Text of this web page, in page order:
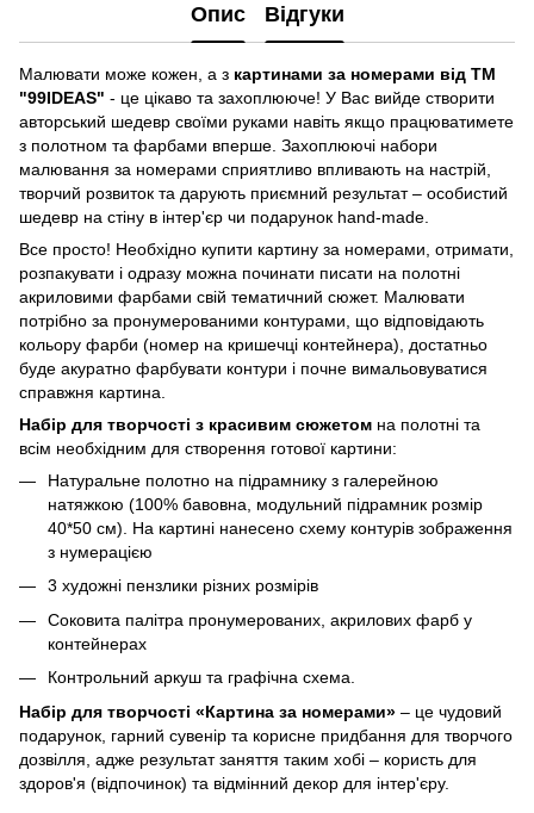
Опис Відгуки
Малювати може кожен, а з картинами за номерами від ТМ
"99IDEAS" - це цікаво та захоплююче! У Вас вийде створити
авторський шедевр своїми руками навіть якщо працюватимете
з полотном та фарбами вперше. Захоплюючі набори
малювання за номерами сприятливо впливають на настрій,
творчий розвиток та дарують приємний результат – особистий
шедевр на стіну в інтер'єр чи подарунок hand-made.
Все просто! Необхідно купити картину за номерами, отримати,
розпакувати і одразу можна починати писати на полотні
акриловими фарбами свій тематичний сюжет. Малювати
потрібно за пронумерованими контурами, що відповідають
кольору фарби (номер на кришечці контейнера), достатньо
буде акуратно фарбувати контури і почне вимальовуватися
справжня картина.
Набір для творчості з красивим сюжетом на полотні та
всім необхідним для створення готової картини:
Натуральне полотно на підрамнику з галерейною
натяжкою (100% бавовна, модульний підрамник розмір
40*50 см). На картині нанесено схему контурів зображення
з нумерацією
3 художні пензлики різних розмірів
Соковита палітра пронумерованих, акрилових фарб у
контейнерах
Контрольний аркуш та графічна схема.
Набір для творчості «Картина за номерами» – це чудовий
подарунок, гарний сувенір та корисне придбання для творчого
дозвілля, адже результат заняття таким хобі – користь для
здоров'я (відпочинок) та відмінний декор для інтер'єру.